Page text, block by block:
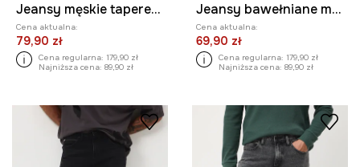
Jeansy męskie tapered z efektem sprania
Cena aktualna:
79,90 zł
Cena regularna: 179,90 zł
Najniższa cena: 89,90 zł
Jeansy bawełniane męskie loose z efektem sprania
Cena aktualna:
69,90 zł
Cena regularna: 179,90 zł
Najniższa cena: 89,90 zł